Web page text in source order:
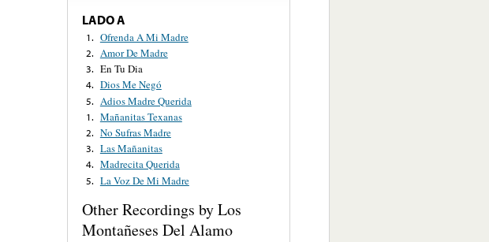
LADO A
1. Ofrenda A Mi Madre
2. Amor De Madre
3. En Tu Dia
4. Dios Me Negó
5. Adios Madre Querida
1. Mañanitas Texanas
2. No Sufras Madre
3. Las Mañanitas
4. Madrecita Querida
5. La Voz De Mi Madre
Other Recordings by Los
Montañeses Del Alamo